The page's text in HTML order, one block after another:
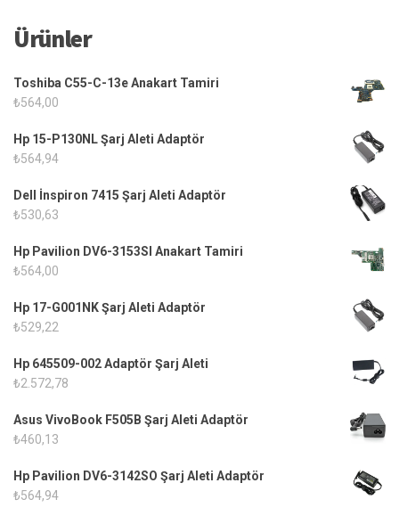
Ürünler
Toshiba C55-C-13e Anakart Tamiri
₺564,00
Hp 15-P130NL Şarj Aleti Adaptör
₺564,94
Dell İnspiron 7415 Şarj Aleti Adaptör
₺530,63
Hp Pavilion DV6-3153SI Anakart Tamiri
₺564,00
Hp 17-G001NK Şarj Aleti Adaptör
₺529,22
Hp 645509-002 Adaptör Şarj Aleti
₺2.572,78
Asus VivoBook F505B Şarj Aleti Adaptör
₺460,13
Hp Pavilion DV6-3142SO Şarj Aleti Adaptör
₺564,94